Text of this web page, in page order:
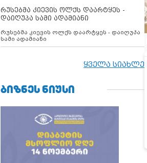
რუსებმა კიევის ოლქს დაარტყეს -
დაიღუპა სამი ადამიანი
რუსებმა კიევის ოლქს დაარტყეს - დაიღუპა
სამი ადამიანი
ყველა სიახლე
ᲑᲘᲖᲜᲔᲡ ᲜᲘᲣᲡᲘ